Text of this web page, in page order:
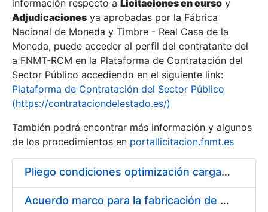
información respecto a Licitaciones en curso y
Adjudicaciones ya aprobadas por la Fábrica
Nacional de Moneda y Timbre - Real Casa de la
Moneda, puede acceder al perfil del contratante del
a FNMT-RCM en la Plataforma de Contratación del
Sector Público accediendo en el siguiente link:
Plataforma de Contratación del Sector Público
(https://contrataciondelestado.es/)
También podrá encontrar más información y algunos
de los procedimientos en portallicitacion.fnmt.es
Pliego condiciones optimización cargas compras firmado
Acuerdo marco para la fabricación de piezas